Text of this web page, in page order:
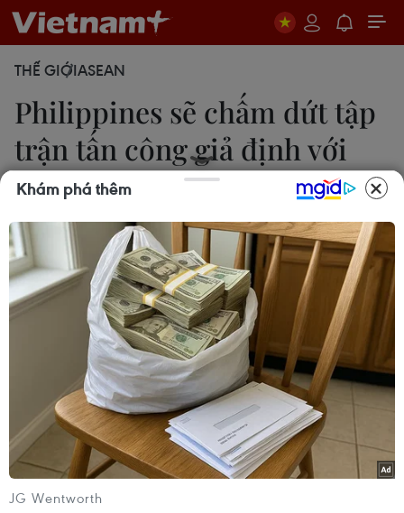
THẾ GIỚIASEAN
Philippines sẽ chấm dứt tập
trận tấn công giả định với
Mỹ
09/11/2016 13:27
Tổng thống Philippines Rodrigo Duterte đã thông
qua việc tiếp tục tiến hành các cuộc tập trận chung
với Mỹ, song số lượng các cuộc tập trận sẽ giảm
xuống và sẽ loại bỏ các cuộc tấn công giả định.
Khám phá thêm
JG Wentworth